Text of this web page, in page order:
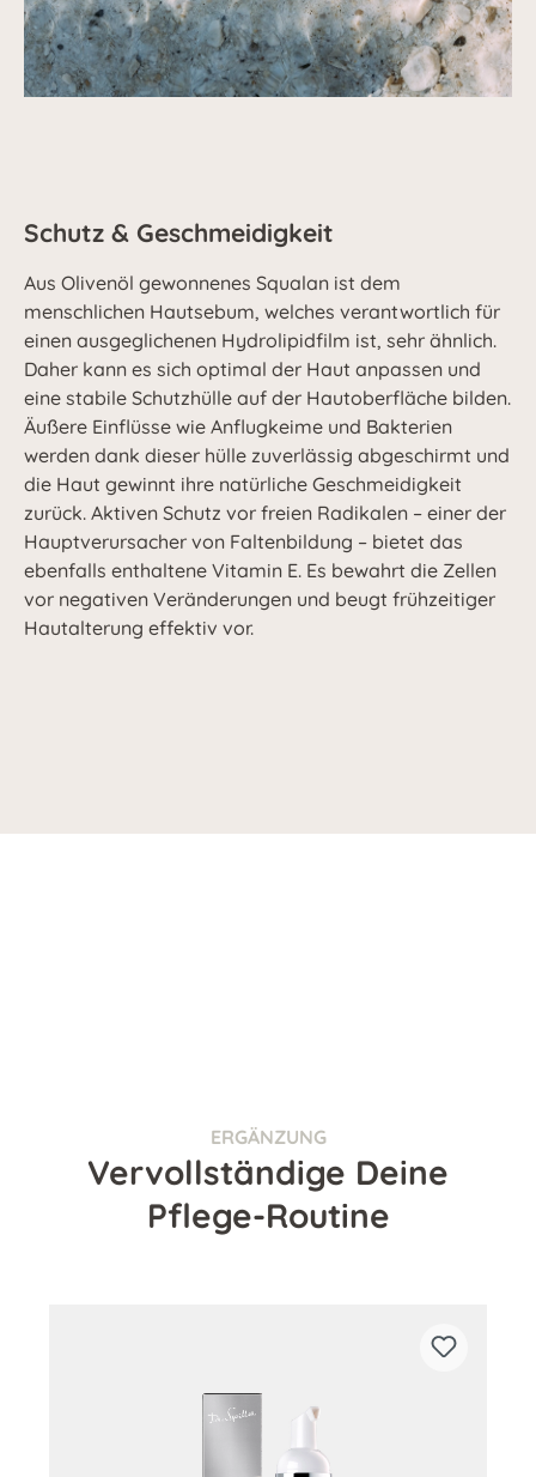
Schutz & Geschmeidigkeit
Aus Olivenöl gewonnenes Squalan ist dem
menschlichen Hautsebum, welches verantwortlich für
einen ausgeglichenen Hydrolipidfilm ist, sehr ähnlich.
Daher kann es sich optimal der Haut anpassen und
eine stabile Schutzhülle auf der Hautoberfläche bilden.
Äußere Einflüsse wie Anflugkeime und Bakterien
werden dank dieser hülle zuverlässig abgeschirmt und
die Haut gewinnt ihre natürliche Geschmeidigkeit
zurück. Aktiven Schutz vor freien Radikalen – einer der
Hauptverursacher von Faltenbildung – bietet das
ebenfalls enthaltene Vitamin E. Es bewahrt die Zellen
vor negativen Veränderungen und beugt frühzeitiger
Hautalterung effektiv vor.
ERGÄNZUNG
Vervollständige Deine
Pflege-Routine